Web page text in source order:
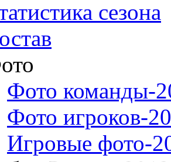
сезона
Фото команды-
Фото игроков-
Игровые фото-